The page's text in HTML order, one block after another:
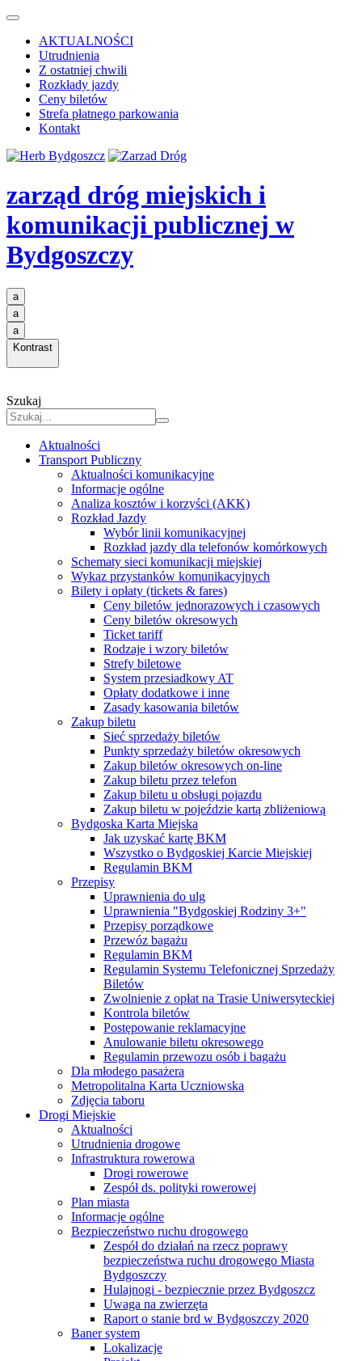
AKTUALNOŚCI
Utrudnienia
Z ostatniej chwili
Rozkłady jazdy
Ceny biletów
Strefa płatnego parkowania
Kontakt
zarząd dróg miejskich i
komunikacji publicznej w
Bydgoszczy
a
a
a
Kontrast
Szukaj
Aktualności
Transport Publiczny
Aktualności komunikacyjne
Informacje ogólne
Analiza kosztów i korzyści (AKK)
Rozkład Jazdy
Wybór linii komunikacyjnej
Rozkład jazdy dla telefonów komórkowych
Schematy sieci komunikacji miejskiej
Wykaz przystanków komunikacyjnych
Bilety i opłaty (tickets & fares)
Ceny biletów jednorazowych i czasowych
Ceny biletów okresowych
Ticket tariff
Rodzaje i wzory biletów
Strefy biletowe
System przesiadkowy AT
Opłaty dodatkowe i inne
Zasady kasowania biletów
Zakup biletu
Sieć sprzedaży biletów
Punkty sprzedaży biletów okresowych
Zakup biletów okresowych on-line
Zakup biletu przez telefon
Zakup biletu u obsługi pojazdu
Zakup biletu w pojeździe kartą zbliżeniową
Bydgoska Karta Miejska
Jak uzyskać kartę BKM
Wszystko o Bydgoskiej Karcie Miejskiej
Regulamin BKM
Przepisy
Uprawnienia do ulg
Uprawnienia "Bydgoskiej Rodziny 3+"
Przepisy porządkowe
Przewóz bagażu
Regulamin BKM
Regulamin Systemu Telefonicznej Sprzedaży
Biletów
Zwolnienie z opłat na Trasie Uniwersyteckiej
Kontrola biletów
Postępowanie reklamacyjne
Anulowanie biletu okresowego
Regulamin przewozu osób i bagażu
Dla młodego pasażera
Metropolitalna Karta Uczniowska
Zdjęcia taboru
Drogi Miejskie
Aktualności
Utrudnienia drogowe
Infrastruktura rowerowa
Drogi rowerowe
Zespół ds. polityki rowerowej
Plan miasta
Informacje ogólne
Bezpieczeństwo ruchu drogowego
Zespół do działań na rzecz poprawy
bezpieczeństwa ruchu drogowego Miasta
Bydgoszczy
Hulajnogi - bezpiecznie przez Bydgoszcz
Uwaga na zwierzęta
Raport o stanie brd w Bydgoszczy 2020
Baner system
Lokalizacje